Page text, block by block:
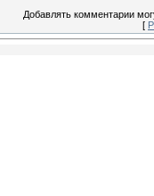
Добавлять комментарии
[